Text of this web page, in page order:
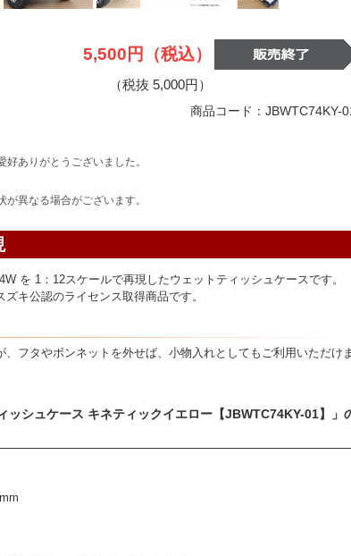
5,500円（税込）
（税抜 5,000円）
商品コード：JBWTC74KY-
ありがとうございました。
異なる場合がございます。
を 1：12スケールで再現したウェットティッシュケースです。
キ公認のライセンス取得商品です。
フタやボンネットを外せば、小物入れとしてもご利用いただけ
ッシュケース キネティックイエロー【JBWTC74KY-01】」